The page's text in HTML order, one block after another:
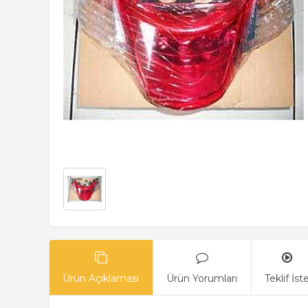
Ürün Açıklaması Ürün Yorumları Teklif